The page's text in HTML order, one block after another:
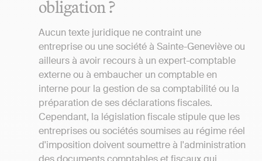
obligation ?
Aucun texte juridique ne contraint une
entreprise ou une société à Sainte-Geneviève ou
ailleurs à avoir recours à un expert-comptable
externe ou à embaucher un comptable en
interne pour la gestion de sa comptabilité ou la
préparation de ses déclarations fiscales.
Cependant, la législation fiscale stipule que les
entreprises ou sociétés soumises au régime réel
d'imposition doivent soumettre à l'administration